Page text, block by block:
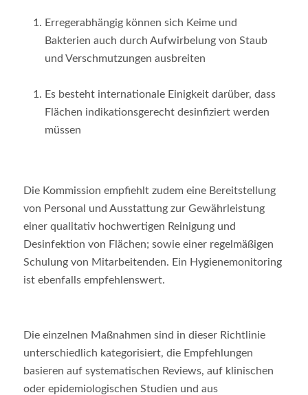
Erregerabhängig können sich Keime und
Bakterien auch durch Aufwirbelung von Staub
und Verschmutzungen ausbreiten
Es besteht internationale Einigkeit darüber, dass
Flächen indikationsgerecht desinfiziert werden
müssen
Die Kommission empfiehlt zudem eine Bereitstellung
von Personal und Ausstattung zur Gewährleistung
einer qualitativ hochwertigen Reinigung und
Desinfektion von Flächen; sowie einer regelmäßigen
Schulung von Mitarbeitenden. Ein Hygienemonitoring
ist ebenfalls empfehlenswert.
Die einzelnen Maßnahmen sind in dieser Richtlinie
unterschiedlich kategorisiert, die Empfehlungen
basieren auf systematischen Reviews, auf klinischen
oder epidemiologischen Studien und aus